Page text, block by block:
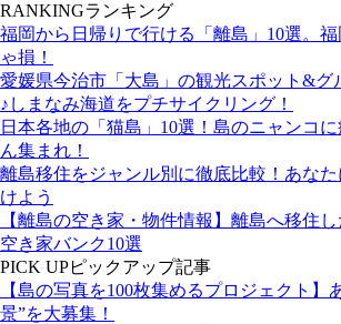
RANKINGランキング
福岡から日帰りで行ける「離島」10選。
ゃ損！
愛媛県今治市「大島」の観光スポット&グ
♪しまなみ海道をプチサイクリング！
日本各地の「猫島」10選！島のニャンコ
ん集まれ！
離島移住をジャンル別に徹底比較！あな
けよう
【離島の空き家・物件情報】離島へ移住
空き家バンク10選
PICK UPピックアップ記事
【島の写真を100枚集めるプロジェクト】
景”を大募集！